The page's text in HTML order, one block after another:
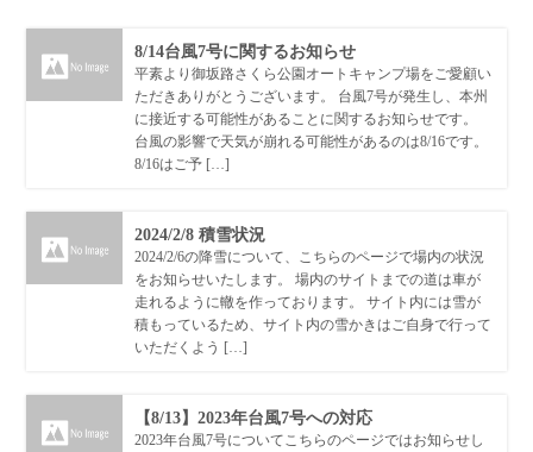
8/14台風7号に関するお知らせ
平素より御坂路さくら公園オートキャンプ場をご愛顧い
ただきありがとうございます。 台風7号が発生し、本州
に接近する可能性があることに関するお知らせです。
台風の影響で天気が崩れる可能性があるのは8/16です。
8/16はご予 […]
2024/2/8 積雪状況
2024/2/6の降雪について、こちらのページで場内の状況
をお知らせいたします。 場内のサイトまでの道は車が
走れるように轍を作っております。 サイト内には雪が
積もっているため、サイト内の雪かきはご自身で行って
いただくよう […]
【8/13】2023年台風7号への対応
2023年台風7号についてこちらのページではお知らせし